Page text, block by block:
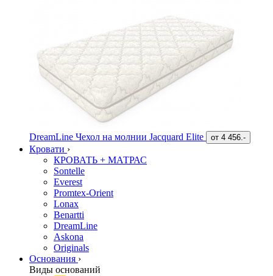
DreamLine Чехол на молнии Jacquard Elite от 4 456.-
Кровати ›
КРОВАТЬ + МАТРАС
Sontelle
Everest
Promtex-Orient
Lonax
Benartti
DreamLine
Askona
Originals
Основания ›
Виды оснований